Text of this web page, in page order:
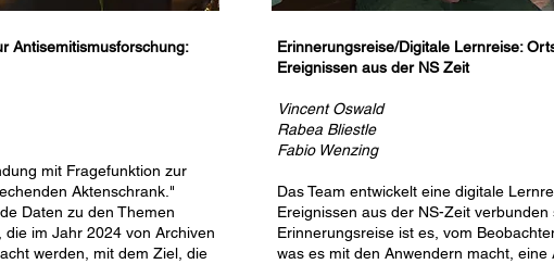
Antisemitismusforschung:
mit Fragefunktion zur
Aktenschrank."
Daten zu den Themen
im Jahr 2024 von Archiven
werden, mit dem Ziel, die
Erinnerungsreise/Digitale Lernreise:
Ereignissen aus der NS Zeit
Vincent Oswald
Rabea Bliestle
Fabio Wenzing
Das Team entwickelt eine digitale
Ereignissen aus der NS-Zeit verbunden
Erinnerungsreise ist es, vom
was es mit den Anwendern macht, eine